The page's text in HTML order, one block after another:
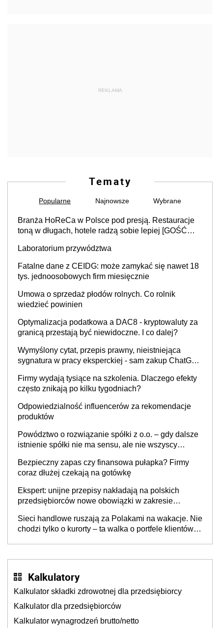
REKLAMA
Tematy
Popularne Najnowsze Wybrane
Branża HoReCa w Polsce pod presją. Restauracje
toną w długach, hotele radzą sobie lepiej [GOŚĆ
Laboratorium przywództwa
Fatalne dane z CEIDG: może zamykać się nawet 18
tys. jednoosobowych firm miesięcznie
Umowa o sprzedaż płodów rolnych. Co rolnik
wiedzieć powinien
Optymalizacja podatkowa a DAC8 - kryptowaluty za
granicą przestają być niewidoczne. I co dalej?
Wymyślony cytat, przepis prawny, nieistniejąca
sygnatura w pracy eksperckiej - sam zakup ChatGPT
Firmy wydają tysiące na szkolenia. Dlaczego efekty
często znikają po kilku tygodniach?
Odpowiedzialność influencerów za rekomendacje
produktów
Powództwo o rozwiązanie spółki z o.o. – gdy dalsze
istnienie spółki nie ma sensu, ale nie wszyscy
Bezpieczny zapas czy finansowa pułapka? Firmy
coraz dłużej czekają na gotówkę
Ekspert: unijne przepisy nakładają na polskich
przedsiębiorców nowe obowiązki w zakresie
Sieci handlowe ruszają za Polakami na wakacje. Nie
chodzi tylko o kurorty – ta walka o portfele klientów
Kalkulatory
Kalkulator składki zdrowotnej dla przedsiębiorcy
Kalkulator dla przedsiębiorców
Kalkulator wynagrodzeń brutto/netto